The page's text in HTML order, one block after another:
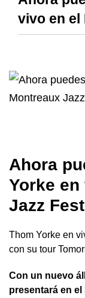
vivo en el
Ahora
Yorke
Jazz
Thom Yorke en
con su tour
Con un nuevo
presentará en el